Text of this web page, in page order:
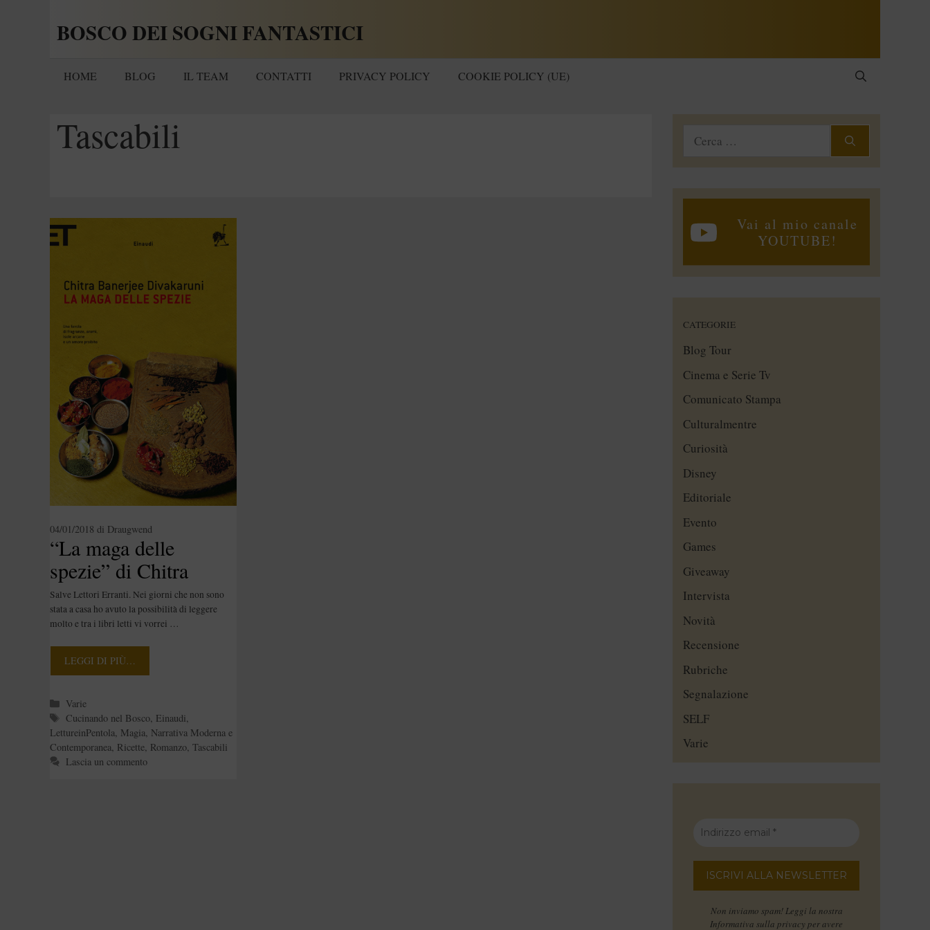
BOSCO DEI SOGNI FANTASTICI
HOME BLOG IL TEAM CONTATTI PRIVACY POLICY COOKIE POLICY (UE)
Tascabili
“La maga delle
spezie” di Chitra
Banarjee Divakaruni –
Ricetta: “Kheer”
[Rubrica:LettureInPen
tola]
04/01/2018 di Draugwend
Salve Lettori Erranti. Nei giorni che non sono
stata a casa ho avuto la possibilità di leggere
molto e tra i libri letti vi vorrei …
LEGGI DI PIÙ…
Categorie
Varie
Tag
Cucinando nel Bosco Einaudi
LettureinPentola Magia Narrativa Moderna e
Contemporanea Ricette Romanzo Tascabili
Lascia un commento
Ricerca
Vai al mio canale
YOUTUBE!
CATEGORIE
Blog Tour
Cinema e Serie Tv
Comunicato Stampa
Culturalmentre
Curiosità
Disney
Editoriale
Evento
Games
Giveaway
Intervista
Novità
Recensione
Rubriche
Segnalazione
SELF
Varie
Non inviamo spam! Leggi la nostra
Informativa sulla privacy per avere